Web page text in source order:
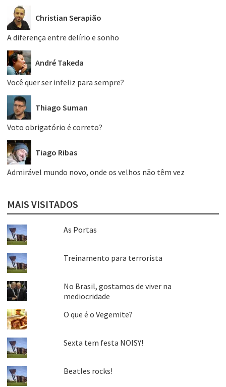
Christian Serapião
A diferença entre delírio e sonho
André Takeda
Você quer ser infeliz para sempre?
Thiago Suman
Voto obrigatório é correto?
Tiago Ribas
Admirável mundo novo, onde os velhos não têm vez
MAIS VISITADOS
As Portas
Treinamento para terrorista
No Brasil, gostamos de viver na
mediocridade
O que é o Vegemite?
Sexta tem festa NOISY!
Beatles rocks!